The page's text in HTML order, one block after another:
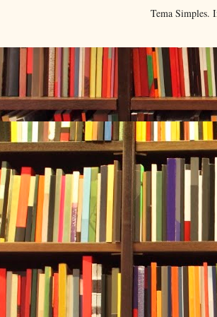
Tema Simples.